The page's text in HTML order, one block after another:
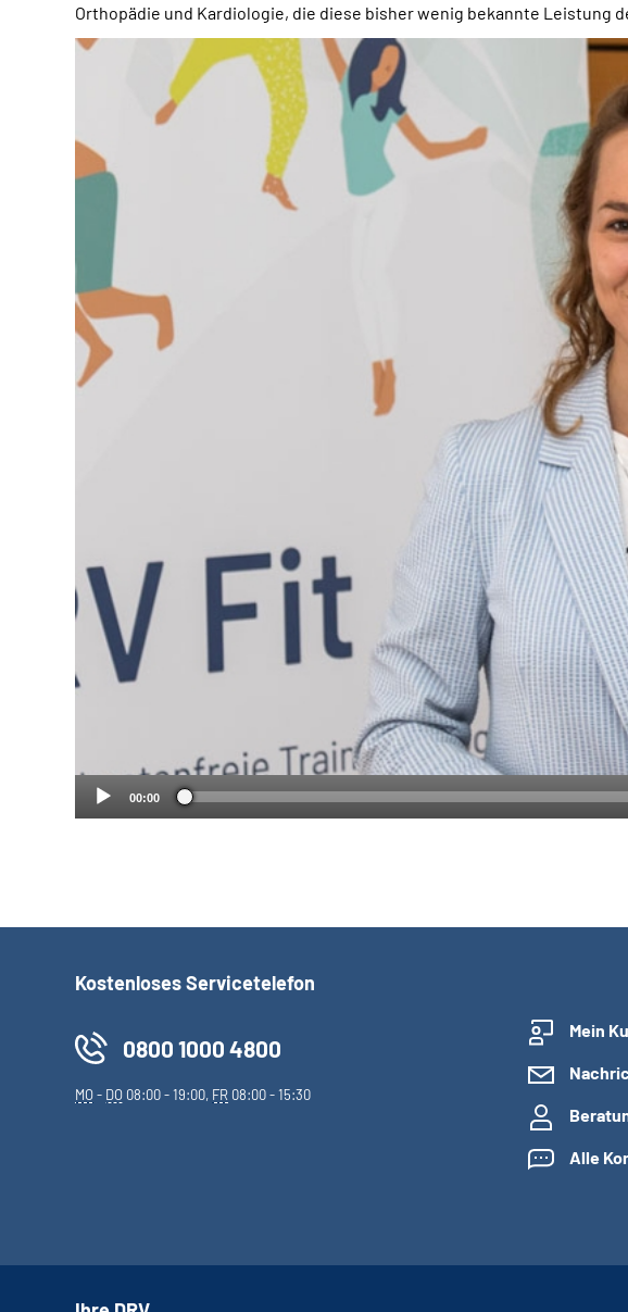
Orthopädie und Kardiologie, die diese bisher wenig bekannte Leistung
00:00
Kostenloses Servicetelefon
0800 1000 4800
MO- DO 08:00 - 19:00, FR 08:00 - 15:30
Mein
Alle